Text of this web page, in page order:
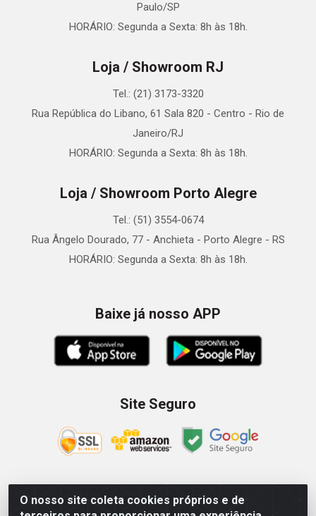
O nosso site coleta cookies próprios e de
Paulo/SP
HORÁRIO: Segunda a Sexta: 8h às 18h.
Loja / Showroom RJ
Tel.: (21) 3173-3320
Rua República do Libano, 61 Sala 820 - Centro - Rio de
Janeiro/RJ
HORÁRIO: Segunda a Sexta: 8h às 18h.
Loja / Showroom Porto Alegre
Tel.: (51) 3554-0674
Rua Ângelo Dourado, 77 - Anchieta - Porto Alegre - RS
HORÁRIO: Segunda a Sexta: 8h às 18h.
Baixe já nosso APP
Site Seguro
Zein Importação e Comércio LTDA - Av. Senador Queiróz, 274